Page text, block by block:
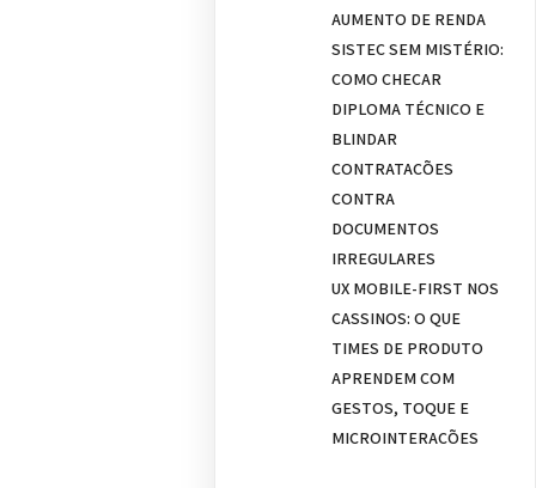
AUMENTO DE RENDA
SISTEC SEM MISTÉRIO:
COMO CHECAR
DIPLOMA TÉCNICO E
BLINDAR
CONTRATAÇÕES
CONTRA
DOCUMENTOS
IRREGULARES
UX MOBILE-FIRST NOS
CASSINOS: O QUE
TIMES DE PRODUTO
APRENDEM COM
GESTOS, TOQUE E
MICROINTERAÇÕES